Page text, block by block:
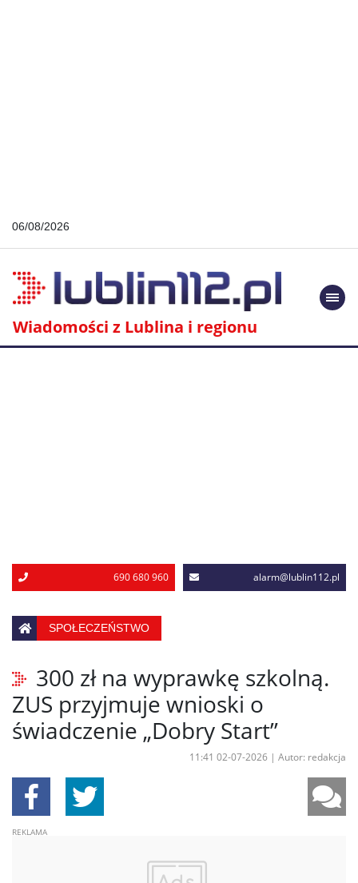
06/08/2026
Wiadomości z Lublina i regionu
690 680 960 alarm@lublin112.pl
SPOŁECZEŃSTWO
300 zł na wyprawkę szkolną.
ZUS przyjmuje wnioski o
świadczenie „Dobry Start”
11:41 02-07-2026 | Autor: redakcja